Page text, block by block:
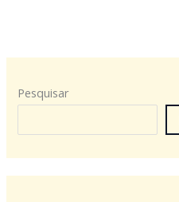
Pesquisar